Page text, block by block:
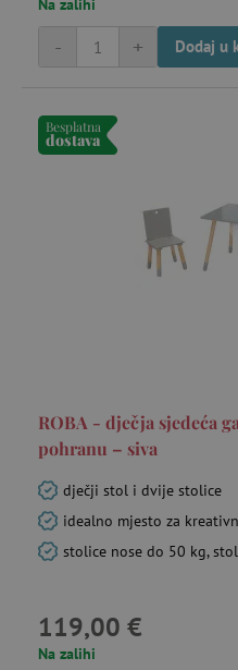
Na zalihi
+
- Dodaj u
Besplatna
dostava
ROBA - dječja sjedeća
pohranu – siva
dječji stol i dvije stolice
idealno mjesto za
stolice nose do 50 kg,
119,00 €
Na zalihi